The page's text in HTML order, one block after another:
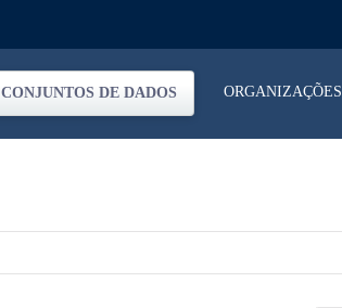
CONJUNTOS DE DADOS ORGANIZAÇÕES